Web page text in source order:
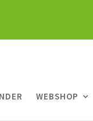
WEBSHOP